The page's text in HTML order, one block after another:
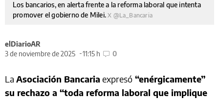
Los bancarios, en alerta frente a la reforma laboral que intenta
promover el gobierno de Milei.X @La_Bancaria
elDiarioAR
3 de noviembre de 2025
11:15 h 0
La Asociación Bancaria expresó “enérgicamente”
su rechazo a “toda reforma laboral que implique